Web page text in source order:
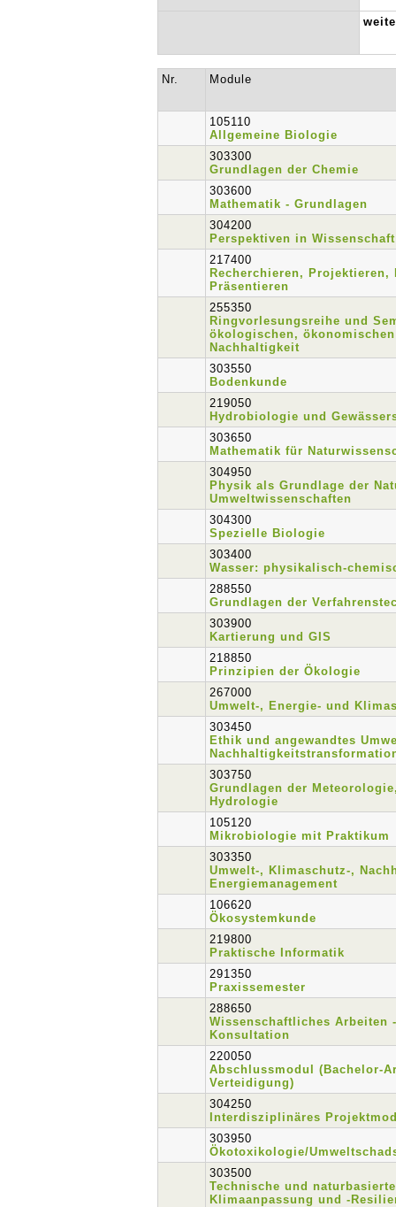
Nr. Module
105110
Allgemeine Biologie
303300
Grundlagen der Chemie
303600
Mathematik - Grundlagen
304200
Perspektiven in
217400
Recherchieren, Projektieren,
Präsentieren
255350
Ringvorlesungsreihe und
ökologischen,
Nachhaltigkeit
303550
Bodenkunde
219050
Hydrobiologie und
303650
Mathematik für
304950
Physik als Grundlage der
Umweltwissenschaften
304300
Spezielle Biologie
303400
Wasser: physikalisch-
288550
Grundlagen der
303900
Kartierung und GIS
218850
Prinzipien der Ökologie
267000
Umwelt-, Energie- und
303450
Ethik und angewandtes
303750
Grundlagen der
Hydrologie
105120
Mikrobiologie mit Praktikum
303350
Umwelt-, Klimaschutz-,
Energiemanagement
106620
Ökosystemkunde
219800
Praktische Informatik
291350
Praxissemester
288650
Wissenschaftliches Arbeiten
Konsultation
220050
Abschlussmodul (Bachelor-
Verteidigung)
304250
Interdisziplinäres
303950
Ökotoxikologie/
303500
Technische und
Klimaanpassung und -